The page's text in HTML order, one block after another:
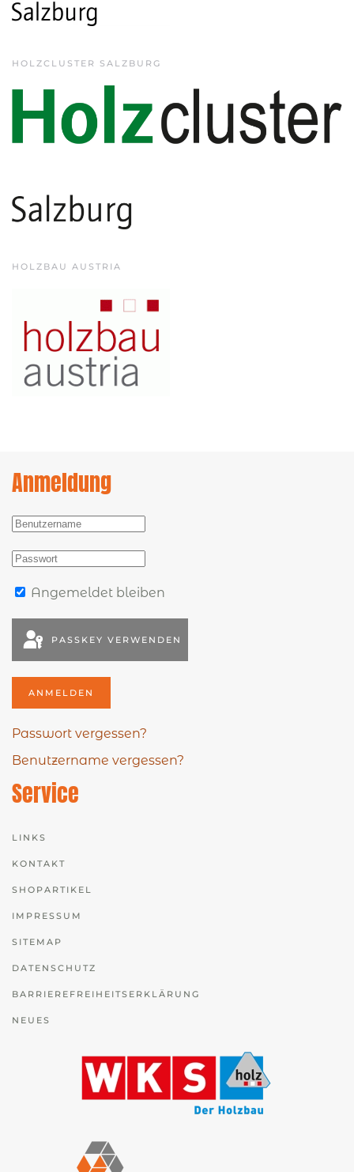
HOLZCLUSTER SALZBURG
HOLZBAU AUSTRIA
Anmeldung
Angemeldet bleiben
PASSKEY VERWENDEN
ANMELDEN
Passwort vergessen?
Benutzername vergessen?
Service
LINKS
KONTAKT
SHOPARTIKEL
IMPRESSUM
SITEMAP
DATENSCHUTZ
BARRIEREFREIHEITSERKLÄRUNG
NEUES